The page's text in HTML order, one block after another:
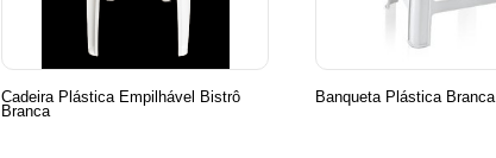
Cadeira Plástica Empilhável Bistrô
Branca
Banqueta Plástica Branca